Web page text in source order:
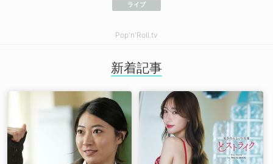
ライブ
Pop'n'Roll.tv
新着記事